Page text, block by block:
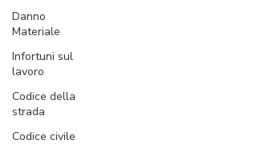
Danno
Materiale
Infortuni sul
lavoro
Codice della
strada
Codice civile